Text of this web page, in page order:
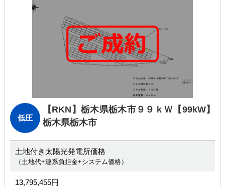
低圧
【RKN】栃木県栃木市９９ｋＷ 【99kW】
栃木県栃木市
土地付き太陽光発電所価格
（土地代+連系負担金+システム価格）
13,795,455円